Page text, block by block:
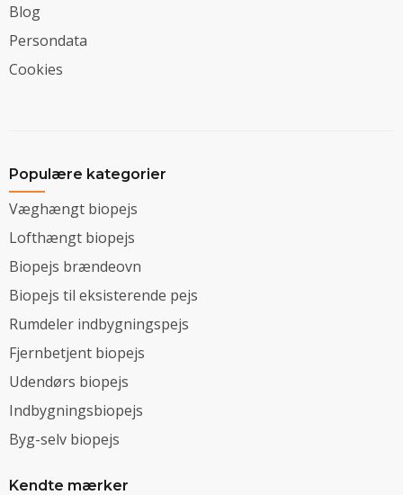
Blog
Persondata
Cookies
Populære kategorier
Væghængt biopejs
Lofthængt biopejs
Biopejs brændeovn
Biopejs til eksisterende pejs
Rumdeler indbygningspejs
Fjernbetjent biopejs
Udendørs biopejs
Indbygningsbiopejs
Byg-selv biopejs
Kendte mærker